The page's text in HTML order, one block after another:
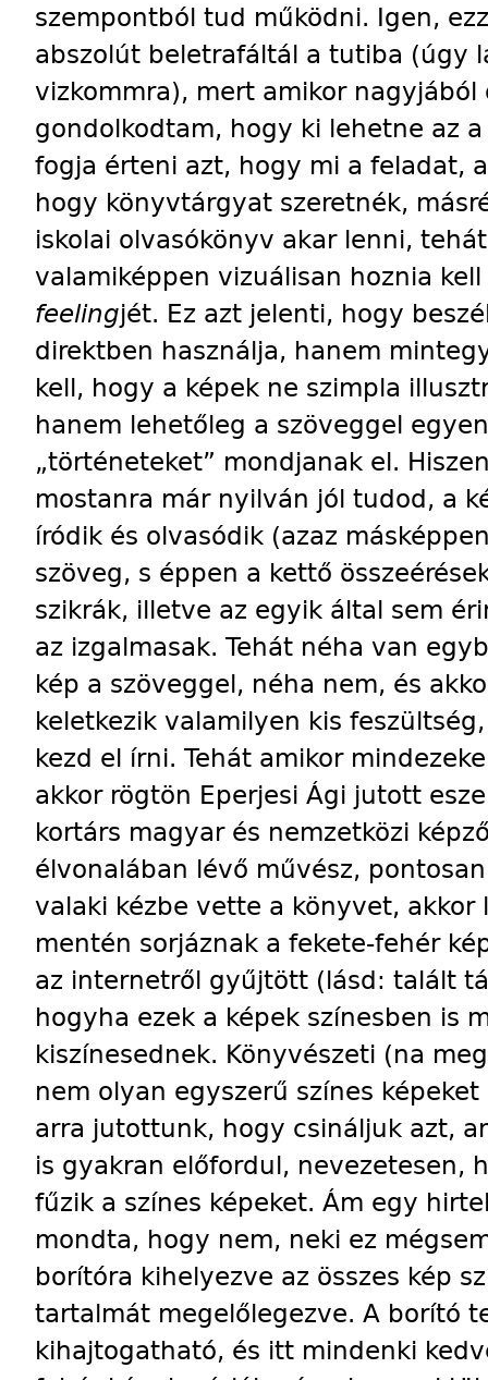
szempontból tud működni. Igen,
abszolút beletrafáltál a tutiba (úgy
vizkommra), mert amikor nagyjából
gondolkodtam, hogy ki lehetne az
fogja érteni azt, hogy mi a feladat,
hogy könyv­tárgyat szeretnék,
iskolai olvasókönyv akar lenni,
valamiképpen vizuálisan hoznia
feelingjét. Ez azt jelenti, hogy
direktben használja, hanem
kell, hogy a képek ne szimpla
hanem lehetőleg a szöveggel
„történeteket” mondjanak el.
mostanra már nyilván jól tudod, a
íródik és olvasódik (azaz
szöveg, s éppen a kettő
szikrák, illetve az egyik által sem
az izgalmasak. Tehát néha van
kép a szöveggel, néha nem, és
keletkezik valamilyen kis
kezd el írni. Tehát amikor
akkor rögtön Eperjesi Ági jutott
kortárs magyar és nemzetközi
élvonalában lévő művész,
valaki kézbe vette a könyvet,
mentén sorjáznak a fekete-fehér
az internetről gyűjtött (lásd: talált
hogyha ezek a képek színesben is
kiszínesednek. Könyvészeti (na
nem olyan egyszerű színes
arra jutottunk, hogy csináljuk azt,
is gyakran előfordul, nevezetesen,
fűzik a színes képeket. Ám egy
mondta, hogy nem, neki ez
borítóra kihelyezve az összes kép
tartalmát megelőlegezve. A borító
kihajtogatható, és itt mindenki